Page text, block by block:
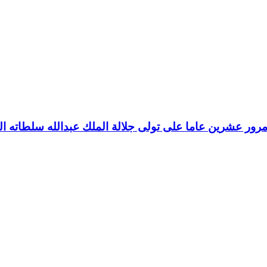
عشرين عاما على تولى جلالة الملك عبدالله سلطاته